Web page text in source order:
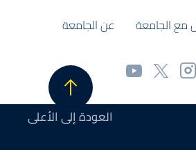
مع الجامعة عن الجامعة
العودة إلى الأعلى